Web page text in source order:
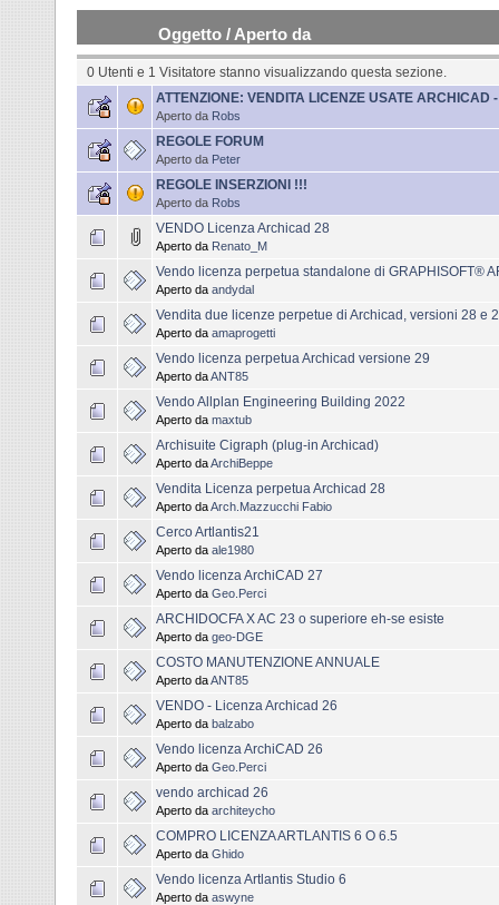
Oggetto / Aperto da
0 Utenti e 1 Visitatore stanno visualizzando questa sezione.
ATTENZIONE: VENDITA LICENZE USATE ARCHICAD
Aperto da Robs
REGOLE FORUM
Aperto da Peter
REGOLE INSERZIONI !!!
Aperto da Robs
VENDO Licenza Archicad 28
Aperto da Renato_M
Vendo licenza perpetua standalone di GRAPHISOFT®
Aperto da andydal
Vendita due licenze perpetue di Archicad, versioni 28 e
Aperto da amaprogetti
Vendo licenza perpetua Archicad versione 29
Aperto daANT85
Vendo Allplan Engineering Building 2022
Aperto da maxtub
Archisuite Cigraph (plug-in Archicad)
Aperto daArchiBeppe
Vendita Licenza perpetua Archicad 28
Aperto daArch.Mazzucchi Fabio
Cerco Artlantis21
Aperto da ale1980
Vendo licenza ArchiCAD 27
Aperto da Geo.Perci
ARCHIDOCFA X AC 23 o superiore eh-se esiste
Aperto da geo-DGE
COSTO MANUTENZIONE ANNUALE
Aperto daANT85
VENDO - Licenza Archicad 26
Aperto da balzabo
Vendo licenza ArchiCAD 26
Aperto da Geo.Perci
vendo archicad 26
Aperto da architeycho
COMPRO LICENZA ARTLANTIS 6 O 6.5
Aperto da Ghido
Vendo licenza Artlantis Studio 6
Aperto da aswyne